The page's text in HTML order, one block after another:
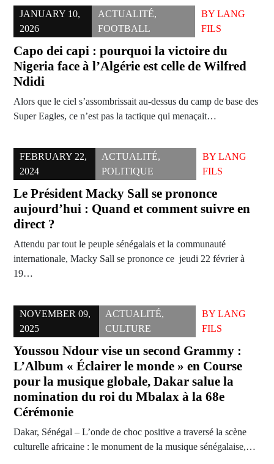
JANUARY 10,
2026
ACTUALITÉ,
FOOTBALL
BY LANG
FILS
Capo dei capi : pourquoi la victoire du
Nigeria face à l’Algérie est celle de Wilfred
Ndidi
Alors que le ciel s’assombrissait au-dessus du camp de base des
Super Eagles, ce n’est pas la tactique qui menaçait…
FEBRUARY 22,
2024
ACTUALITÉ,
POLITIQUE
BY LANG
FILS
Le Président Macky Sall se prononce
aujourd’hui : Quand et comment suivre en
direct ?
Attendu par tout le peuple sénégalais et la communauté
internationale, Macky Sall se prononce ce jeudi 22 février à
19…
NOVEMBER 09,
2025
ACTUALITÉ,
CULTURE
BY LANG
FILS
Youssou Ndour vise un second Grammy :
L’Album « Éclairer le monde » en Course
pour la musique globale, Dakar salue la
nomination du roi du Mbalax à la 68e
Cérémonie
Dakar, Sénégal – L’onde de choc positive a traversé la scène
culturelle africaine : le monument de la musique sénégalaise,…